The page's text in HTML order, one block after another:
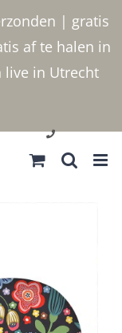
| gratis
af te halen in
live in Utrecht
030 2400000